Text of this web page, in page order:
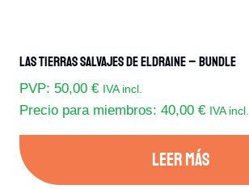
Las Tierras Salvajes De Eldraine – Bundle
PVP: 50,00 € IVA incl.
Precio para miembros: 40,00 € IVA incl.
LEER MÁS